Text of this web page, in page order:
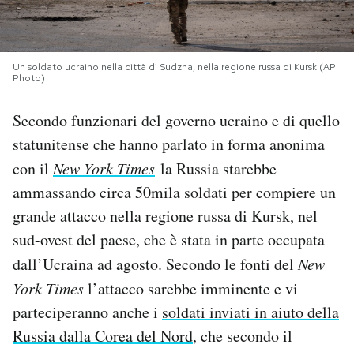
I MIEI PREFERITI
SHOP
CALENDARIO
AREA PERSONALE
Newsletter
Notifiche mobile
Regala il Post
Hai bisogno di aiuto?
Esci
Un soldato ucraino nella città di Sudzha, nella regione russa di Kursk (AP
Photo)
Secondo funzionari del governo ucraino e di quello
statunitense che hanno parlato in forma anonima
con ilNew York Times la Russia starebbe
ammassando circa 50mila soldati per compiere un
grande attacco nella regione russa di Kursk, nel
sud-ovest del paese, che è stata in parte occupata
dall’Ucraina ad agosto. Secondo le fonti delNew
York Timesl’attacco sarebbe imminente e vi
parteciperanno anche i soldati inviati in aiuto della
Russia dalla Corea del Nord, che secondo il